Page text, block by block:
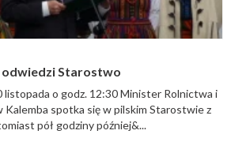
Starostwo
listopada o godz. 12:30 Minister Rolnictwa i
Kalemba spotka się w pilskim Starostwie z
pół godziny później&...